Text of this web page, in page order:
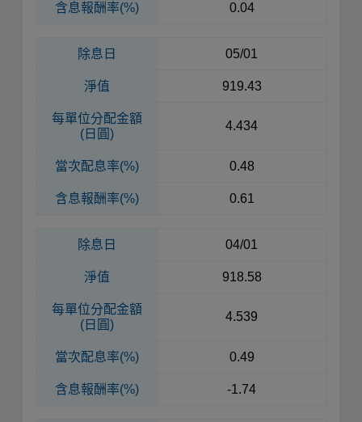
含息報酬率(%) 0.04
除息日 05/01
淨值 919.43
每單位分配金額
(日圓)
4.434
當次配息率(%) 0.48
含息報酬率(%) 0.61
除息日 04/01
淨值 918.58
每單位分配金額
(日圓)
4.539
當次配息率(%) 0.49
含息報酬率(%) -1.74